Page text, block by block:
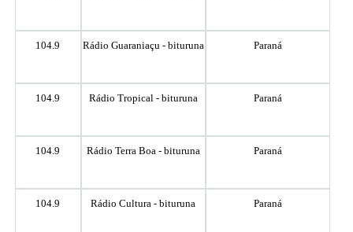
104.9 Rádio Guaraniaçu - bituruna Paraná
104.9 Rádio Tropical - bituruna Paraná
104.9 Rádio Terra Boa - bituruna Paraná
104.9 Rádio Cultura - bituruna Paraná